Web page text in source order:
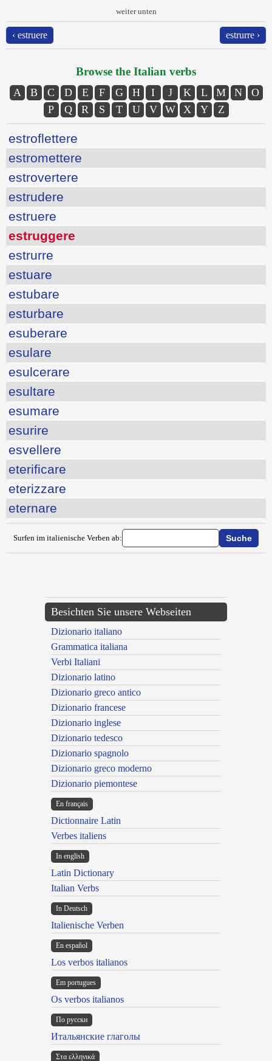
weiter unten
‹ estruere estrurre ›
Browse the Italian verbs
A B C D E F G H I J K L M N
O
P
Q R S T U V W X Y Z
estroflettere
estromettere
estrovertere
estrudere
estruere
estruggere
estrurre
estuare
estubare
esturbare
esuberare
esulare
esulcerare
esultare
esumare
esurire
esvellere
eterificare
eterizzare
eternare
Surfen im italienische Verben ab:
Besichten Sie unsere Webseiten
Dizionario italiano
Grammatica italiana
Verbi Italiani
Dizionario latino
Dizionario greco antico
Dizionario francese
Dizionario inglese
Dizionario tedesco
Dizionario spagnolo
Dizionario greco moderno
Dizionario piemontese
En français
Dictionnaire Latin
Verbes italiens
In english
Latin Dictionary
Italian Verbs
In Deutsch
Italienische Verben
En español
Los verbos italianos
Em portugues
Os verbos italianos
По русски
Итальянские глаголы
Στα ελληνικά